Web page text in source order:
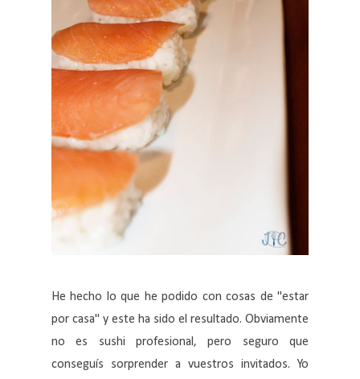
He hecho lo que he podido con cosas de "estar
por casa" y este ha sido el resultado. Obviamente
no es sushi profesional, pero seguro que
conseguís sorprender a vuestros invitados. Yo